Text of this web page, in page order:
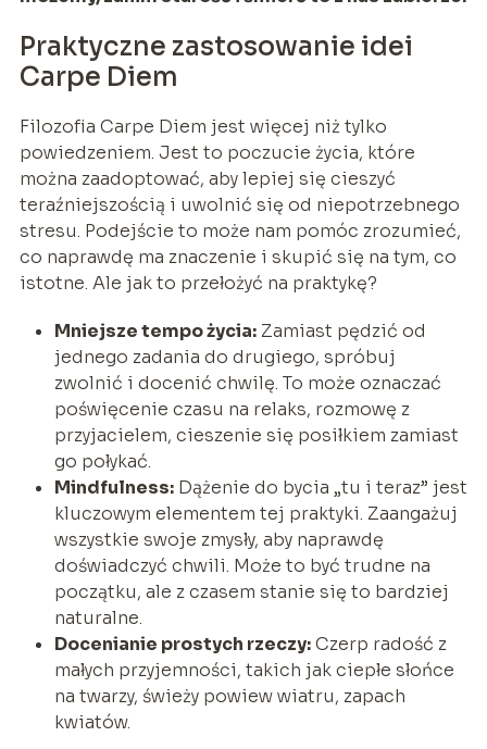
Praktyczne zastosowanie idei
Carpe Diem
Filozofia Carpe Diem jest więcej niż tylko
powiedzeniem. Jest to poczucie życia, które
można zaadoptować, aby lepiej się cieszyć
teraźniejszością i uwolnić się od niepotrzebnego
stresu. Podejście to może nam pomóc zrozumieć,
co naprawdę ma znaczenie i skupić się na tym, co
istotne. Ale jak to przełożyć na praktykę?
Mniejsze tempo życia:Zamiast pędzić od
jednego zadania do drugiego, spróbuj
zwolnić i docenić chwilę. To może oznaczać
poświęcenie czasu na relaks, rozmowę z
przyjacielem, cieszenie się posiłkiem zamiast
go połykać.
Mindfulness:Dążenie do bycia „tu i teraz” jest
kluczowym elementem tej praktyki. Zaangażuj
wszystkie swoje zmysły, aby naprawdę
doświadczyć chwili. Może to być trudne na
początku, ale z czasem stanie się to bardziej
naturalne.
Docenianie prostych rzeczy:Czerp radość z
małych przyjemności, takich jak ciepłe słońce
na twarzy, świeży powiew wiatru, zapach
kwiatów.